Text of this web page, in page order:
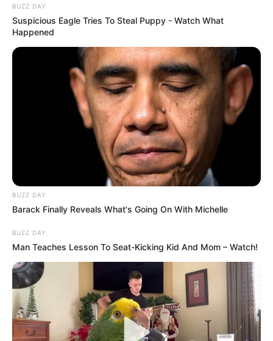
BUZZ DAY
Suspicious Eagle Tries To Steal Puppy - Watch What
Happened
BUZZ DAY
Barack Finally Reveals What's Going On With Michelle
BUZZ DAY
Man Teaches Lesson To Seat-Kicking Kid And Mom – Watch!